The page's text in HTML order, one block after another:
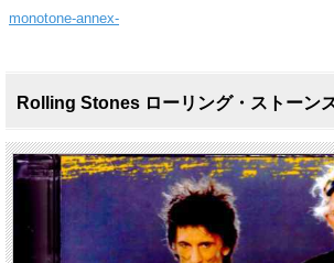
monotone-annex-
Rolling Stones ローリング・ストーン